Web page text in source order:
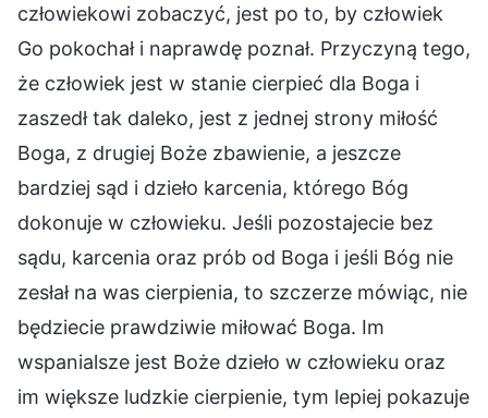
człowiekowi zobaczyć, jest po to, by człowiek
Go pokochał i naprawdę poznał. Przyczyną tego,
że człowiek jest w stanie cierpieć dla Boga i
zaszedł tak daleko, jest z jednej strony miłość
Boga, z drugiej Boże zbawienie, a jeszcze
bardziej sąd i dzieło karcenia, którego Bóg
dokonuje w człowieku. Jeśli pozostajecie bez
sądu, karcenia oraz prób od Boga i jeśli Bóg nie
zesłał na was cierpienia, to szczerze mówiąc, nie
będziecie prawdziwie miłować Boga. Im
wspanialsze jest Boże dzieło w człowieku oraz
im większe ludzkie cierpienie, tym lepiej pokazuje